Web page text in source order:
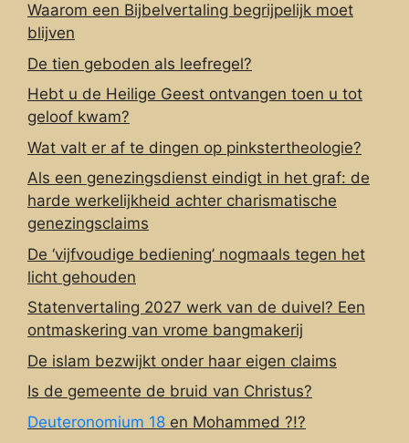
Waarom een Bijbelvertaling begrijpelijk moet
blijven
De tien geboden als leefregel?
Hebt u de Heilige Geest ontvangen toen u tot
geloof kwam?
Wat valt er af te dingen op pinkstertheologie?
Als een genezingsdienst eindigt in het graf: de
harde werkelijkheid achter charismatische
genezingsclaims
De ‘vijfvoudige bediening’ nogmaals tegen het
licht gehouden
Statenvertaling 2027 werk van de duivel? Een
ontmaskering van vrome bangmakerij
De islam bezwijkt onder haar eigen claims
Is de gemeente de bruid van Christus?
Deuteronomium 18 en Mohammed ?!?